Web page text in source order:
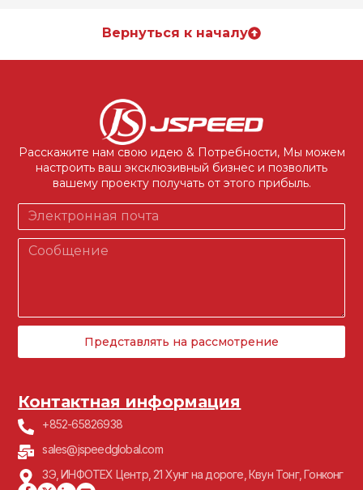
Вернуться к началу
Расскажите нам свою идею & Потребности, Мы можем
настроить ваш эксклюзивный бизнес и позволить
вашему проекту получать от этого прибыль.
Представлять на рассмотрение
Контактная информация
+852-65826938
sales@jspeedglobal.com
3Э, ИНФОТЕХ Центр, 21 Хунг на дороге, Квун Тонг, Гонконг